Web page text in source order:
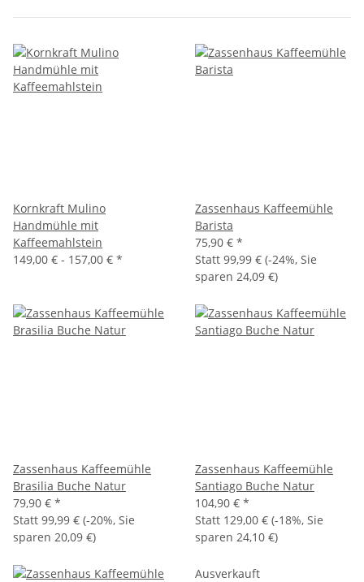
Kornkraft Mulino
Handmühle mit
Kaffeemahlstein
149,00 € - 157,00 € *
Zassenhaus Kaffeemühle
Barista
75,90 € *
Statt 99,99 € (-24%, Sie
sparen 24,09 €)
Zassenhaus Kaffeemühle
Brasilia Buche Natur
79,90 € *
Statt 99,99 € (-20%, Sie
sparen 20,09 €)
Zassenhaus Kaffeemühle
Santiago Buche Natur
104,90 € *
Statt 129,00 € (-18%, Sie
sparen 24,10 €)
Ausverkauft